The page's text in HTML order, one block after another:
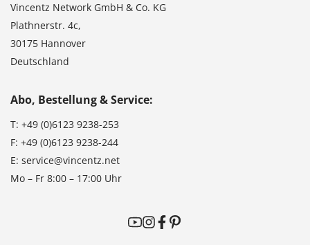
Vincentz Network GmbH & Co. KG
Plathnerstr. 4c,
30175 Hannover
Deutschland
Abo, Bestellung & Service:
T: +49 (0)6123 9238-253
F: +49 (0)6123 9238-244
E: service@vincentz.net
Mo – Fr 8:00 – 17:00 Uhr